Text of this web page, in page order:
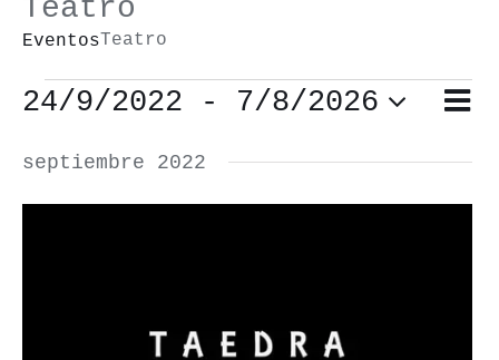
Teatro
EventosTeatro
Eventos
de
Lista
24/9/2022 - 7/8/2026
Selecciona
la
septiembre 2022